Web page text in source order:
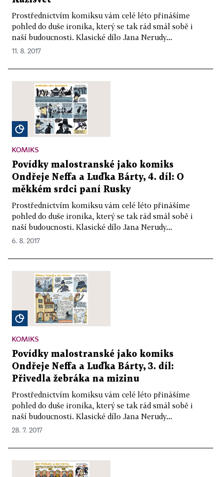
Prostřednictvím komiksu vám celé léto přinášíme
pohled do duše ironika, který se tak rád smál sobě i
naší budoucnosti. Klasické dílo Jana Nerudy...
11. 8. 2017
KOMIKS
Povídky malostranské jako komiks
Ondřeje Neffa a Luďka Bárty, 4. díl: O
měkkém srdci paní Rusky
Prostřednictvím komiksu vám celé léto přinášíme
pohled do duše ironika, který se tak rád smál sobě i
naší budoucnosti. Klasické dílo Jana Nerudy...
6. 8. 2017
KOMIKS
Povídky malostranské jako komiks
Ondřeje Neffa a Luďka Bárty, 3. díl:
Přivedla žebráka na mizinu
Prostřednictvím komiksu vám celé léto přinášíme
pohled do duše ironika, který se tak rád smál sobě i
naší budoucnosti. Klasické dílo Jana Nerudy...
28. 7. 2017